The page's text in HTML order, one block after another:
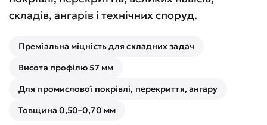
складів, ангарів і технічних споруд.
Преміальна міцність для складних задач
Висота профілю 57 мм
Для промислової покрівлі, перекриття, ангару
Товщина 0,50–0,70 мм